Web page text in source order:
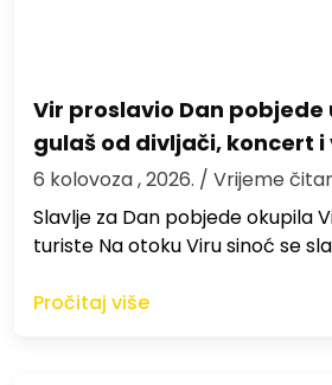
Vir proslavio Dan
gulaš od divljači, koncert
6 kolovoza , 2026. / Vrijeme
Slavlje za Dan pobjede okupila
turiste Na otoku Viru sinoć se
Pročitaj više